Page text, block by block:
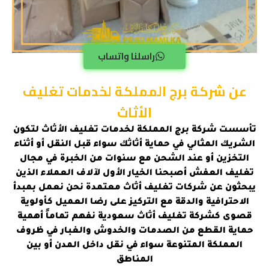
راسلنا واتساب
عن شركة برج المملكة لخدمات تغليف
الأثاث
تأسست شركة برج المملكة لخدمات تغليف الأثاث لتكون
الشريك المثالي في حماية أثاثك سواء قبل النقل أو أثناء
التخزين أو عند الشحن مع سنوات من الخبرة في مجال
تغليف العفش أصبحنا الخيار الأول لآلاف العملاء الذين
يبحثون عن شركات تغليف أثاث معتمدة نحن نعمل بمبدأ
الاحترافية والدقة مع التركيز على رضا العميل كأولوية
قصوى كشركة تغليف أثاث سعودية نفهم تماماً أهمية
حماية القطع من الصدمات والخدوش والغبار في ظروف
المملكة المتنوعة سواء في نقل داخل المدن أو بين
المناطق